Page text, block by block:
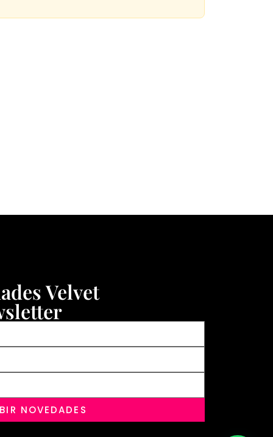
Velvet
NOVEDADES